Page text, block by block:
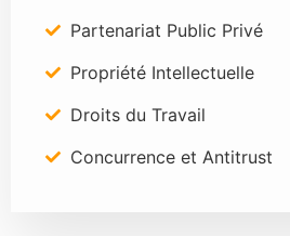
Partenariat Public Privé
Propriété Intellectuelle
Droits du Travail
Concurrence et Antitrust